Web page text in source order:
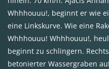
Whhhouuu!, beginnt er wie
eine Linkskurve. Wie eine
Whhhouuu! Whhhouuu!,
beginnt zu schlingern.
betonierter Wassergraben